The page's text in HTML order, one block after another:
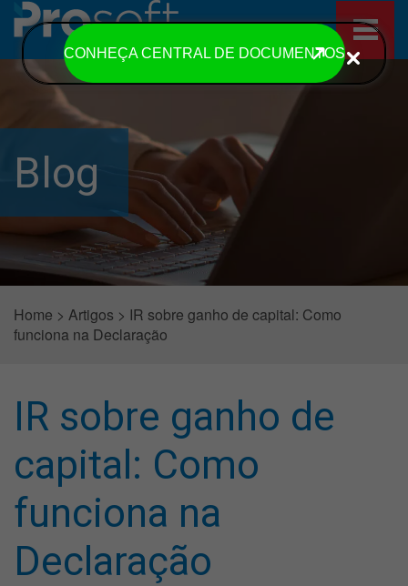
CONHEÇA CENTRAL DE DOCUMENTOS
Blog
Home > Artigos > IR sobre ganho de capital: Como
funciona na Declaração
IR sobre ganho de
capital: Como
funciona na
Declaração